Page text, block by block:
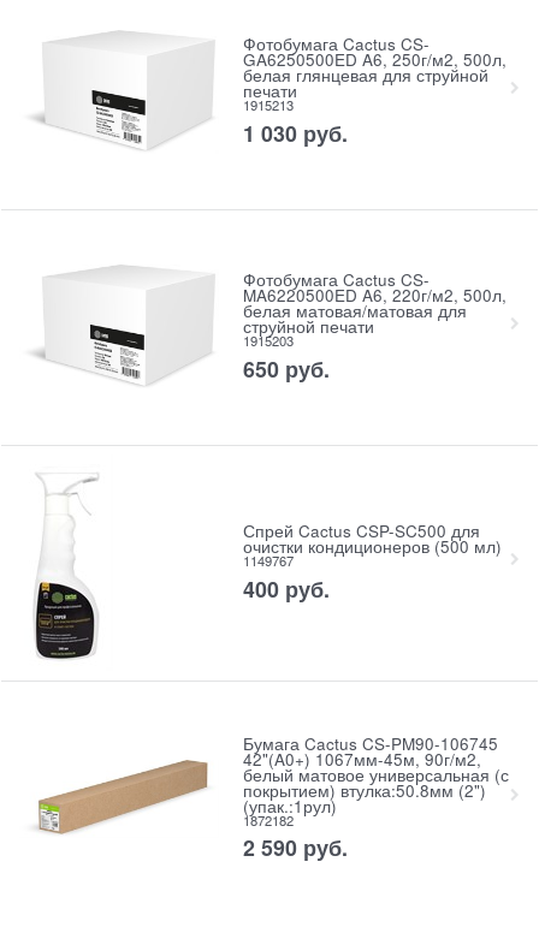
Фотобумага Cactus CS-
GA6250500ED A6, 250г/м2, 500л,
белая глянцевая для струйной
печати
1915213
1 030 руб.
Фотобумага Cactus CS-
MA6220500ED A6, 220г/м2, 500л,
белая матовая/матовая для
струйной печати
1915203
650 руб.
Спрей Cactus CSP-SC500 для
очистки кондиционеров (500 мл)
1149767
400 руб.
Бумага Cactus CS-PM90-106745
42"(A0+) 1067мм-45м, 90г/м2,
белый матовое универсальная (с
покрытием) втулка:50.8мм (2")
(упак.:1рул)
1872182
2 590 руб.